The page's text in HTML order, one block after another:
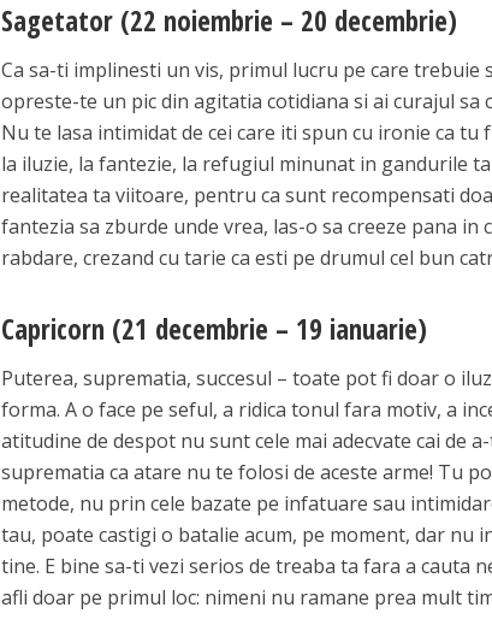
Sagetator (22 noiembrie – 20 decembrie)
Ca sa-ti implinesti un vis, primul lucru pe care trebuie
opreste-te un pic din agitatia cotidiana si ai curajul sa
Nu te lasa intimidat de cei care iti spun cu ironie ca
la iluzie, la fantezie, la refugiul minunat in gandurile
realitatea ta viitoare, pentru ca sunt recompensati
fantezia sa zburde unde vrea, las-o sa creeze pana in
rabdare, crezand cu tarie ca esti pe drumul cel bun
Capricorn (21 decembrie – 19 ianuarie)
Puterea, suprematia, succesul – toate pot fi doar o
forma. A o face pe seful, a ridica tonul fara motiv, a
atitudine de despot nu sunt cele mai adecvate cai de
suprematia ca atare nu te folosi de aceste arme! Tu
metode, nu prin cele bazate pe infatuare sau
tau, poate castigi o batalie acum, pe moment, dar nu
tine. E bine sa-ti vezi serios de treaba ta fara a cauta
afli doar pe primul loc: nimeni nu ramane prea mult